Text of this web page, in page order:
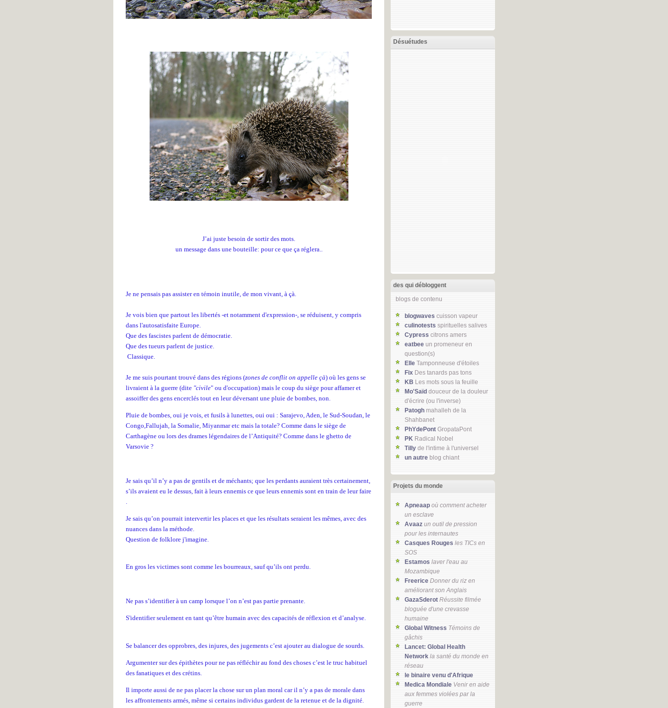
J’ai juste besoin de sortir des mots.
un message dans une bouteille: pour ce que ça réglera..
Je ne pensais pas assister en témoin inutile, de mon vivant, à çà.
Je vois bien que partout les libertés -et notamment d'expression-, se réduisent, y compris
dans l'autosatisfaite Europe.
Que des fascistes parlent de démocratie.
Que des tueurs parlent de justice.
Classique.
Je me suis pourtant trouvé dans des régions (zones de conflit on appelle çà) où les gens se
livraient à la guerre (dite "civile" ou d'occupation) mais le coup du siège pour affamer et
assoiffer des gens encerclés tout en leur déversant une pluie de bombes, non.
Pluie de bombes, oui je vois, et fusils à lunettes, oui oui : Sarajevo, Aden, le Sud-Soudan, le
Congo,Fallujah, la Somalie, Miyanmar etc mais la totale? Comme dans le siège de
Carthagène ou lors des drames légendaires de l’Antiquité? Comme dans le ghetto de
Varsovie ?
Je sais qu’il n’y a pas de gentils et de méchants; que les perdants auraient très certainement,
s’ils avaient eu le dessus, fait à leurs ennemis ce que leurs ennemis sont en train de leur faire
Je sais qu’on pourrait intervertir les places et que les résultats seraient les mêmes, avec des
nuances dans la méthode.
Question de folklore j'imagine.
En gros les victimes sont comme les bourreaux, sauf qu’ils ont perdu.
Ne pas s’identifier à un camp lorsque l’on n’est pas partie prenante.
S'identifier seulement en tant qu’être humain avec des capacités de réflexion et d’analyse.
Se balancer des opprobres, des injures, des jugements c’est ajouter au dialogue de sourds.
Argumenter sur des épithètes pour ne pas réfléchir au fond des choses c’est le truc habituel
des fanatiques et des crétins.
Il importe aussi de ne pas placer la chose sur un plan moral car il n’y a pas de morale dans
les affrontements armés, même si certains individus gardent de la retenue et de la dignité.
Désuétudes
des qui débloggent
blogs de contenu
blogwaves cuisson vapeur
culinotests spirituelles salives
Cypress citrons amers
eatbee un promeneur en
question(s)
Elle Tamponneuse d'étoiles
Fix Des tanards pas tons
KB Les mots sous la feuille
Mo'Saïd douceur de la douleur
d'écrire (ou l'inverse)
Patogh mahalleh de la
Shahbanet
PhYdePont GropataPont
PK Radical Nobel
Tilly de l'intime à l'universel
un autre blog chiant
Projets du monde
Apneaap où comment acheter
un esclave
Avaaz un outil de pression
pour les internautes
Casques Rouges les TICs en
SOS
Estamos laver l'eau au
Mozambique
Freerice Donner du riz en
améliorant son Anglais
GazaSderot Réussite filmée
bloguée d'une crevasse
humaine
Global Witness Témoins de
gâchis
Lancet: Global Health
Network la santé du monde en
réseau
le binaire venu d'Afrique
Medica Mondiale Venir en aide
aux femmes violées par la
guerre